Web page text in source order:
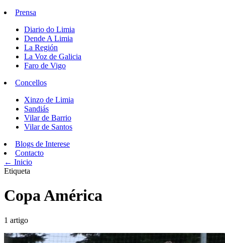
Prensa
Diario do Limia
Dende A Limia
La Región
La Voz de Galicia
Faro de Vigo
Concellos
Xinzo de Limia
Sandiás
Vilar de Barrio
Vilar de Santos
Blogs de Interese
Contacto
← Inicio
Etiqueta
Copa América
1 artigo